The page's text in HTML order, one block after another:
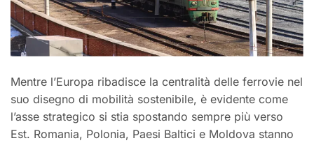
Mentre l’Europa ribadisce la centralità delle ferrovie nel
suo disegno di mobilità sostenibile, è evidente come
l’asse strategico si stia spostando sempre più verso
Est. Romania, Polonia, Paesi Baltici e Moldova stanno